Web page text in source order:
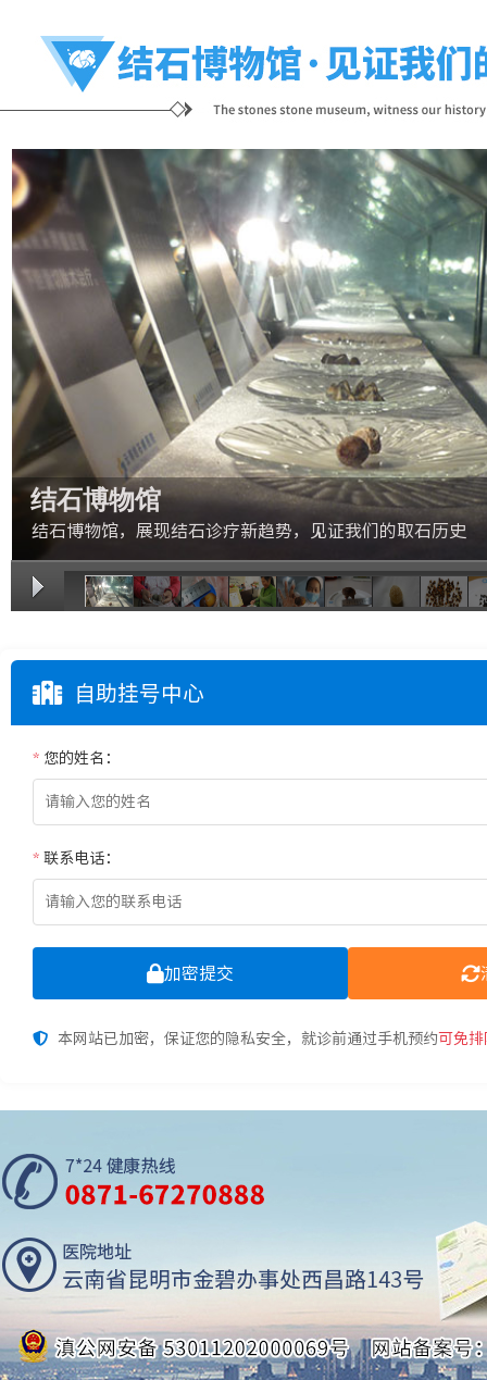
结石博物馆
结石博物馆，展现结石诊疗新趋势，见证我们的取石历史
1/11
自助挂号中心
* 您的姓名：
* 联系电话：
加密提交
本网站已加密，保证您的隐私安全，就诊前通过手机预约 可免